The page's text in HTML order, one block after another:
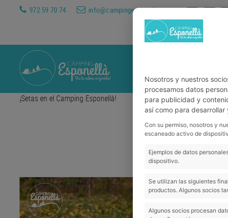
972 59 70 74 info@campingesponella.com
¡Setas en el Camping Esponellà!
¡Setas
Nosotros y nuestros
procesamos datos
para publicidad y
así como para
Con su permiso, nosotros y
escaneado activo de
Ejemplos de datos
dispositivo.
Se utilizan las siguientes
productos. Algunos socios
Algunos socios procesan